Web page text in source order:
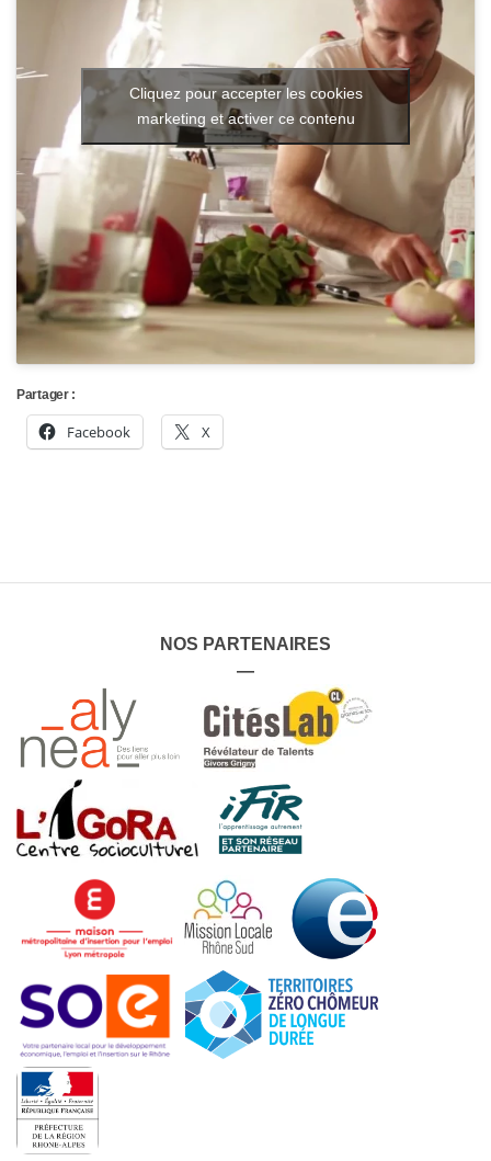
Cliquez pour accepter les cookies
marketing et activer ce contenu
Partager :
Facebook X
NOS PARTENAIRES
—